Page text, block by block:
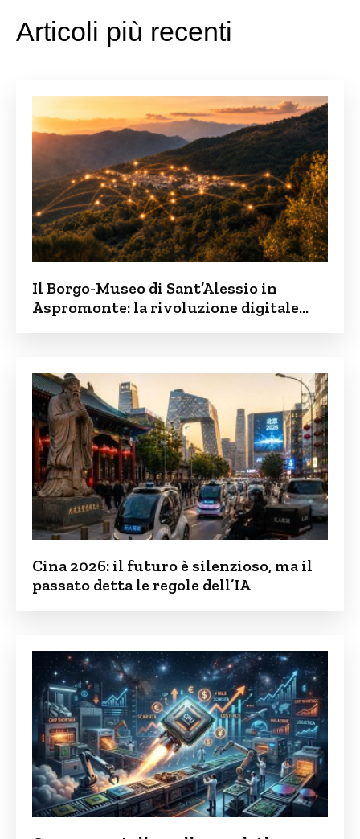
Articoli più recenti
Il Borgo-Museo di Sant’Alessio in
Aspromonte: la rivoluzione digitale
Cina 2026: il futuro è silenzioso, ma il
passato detta le regole dell’IA